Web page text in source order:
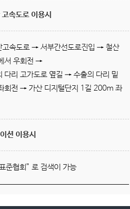
속도로 이용시
고속도로 → 서부간선도로진입 → 철산
서 우회전 →
다리 고가도로 옆길 → 수출의 다리 밑
회전 → 가산 디지털단지 1길 200m 좌
션 이용시
준협회” 로 검색이 가능